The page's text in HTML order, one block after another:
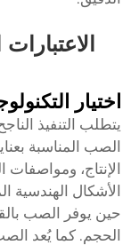
اختيار
يتطلب التنفيذ
الصب المناسبة
الإنتاج،
الأشكال
حين يوفر الصب
الحجم. كما يُعد